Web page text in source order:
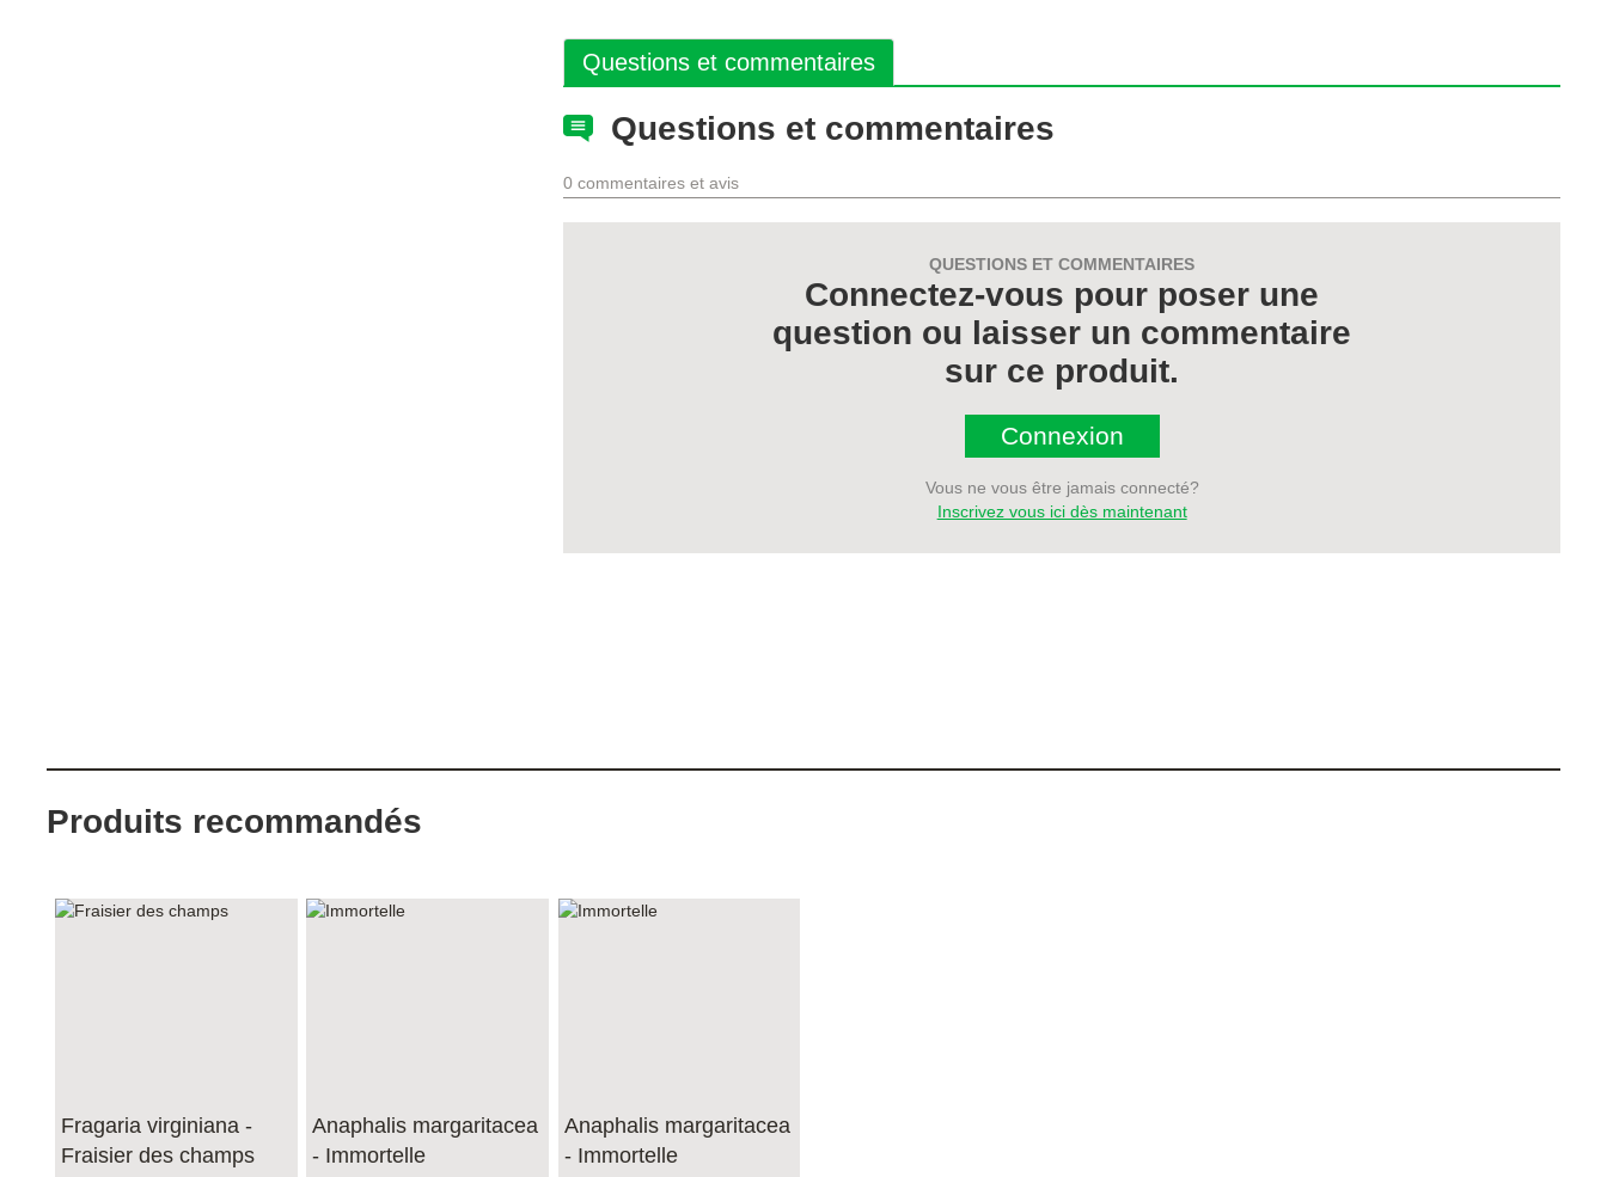
Questions et commentaires
Questions et commentaires
0 commentaires et avis
QUESTIONS ET COMMENTAIRES
Connectez-vous pour poser une
question ou laisser un commentaire
sur ce produit.
Connexion
Vous ne vous être jamais connecté?
Inscrivez vous ici dès maintenant
Produits recommandés
Fragaria virginiana -
Fraisier des champs
Anaphalis margaritacea
- Immortelle
Anaphalis margaritacea
- Immortelle